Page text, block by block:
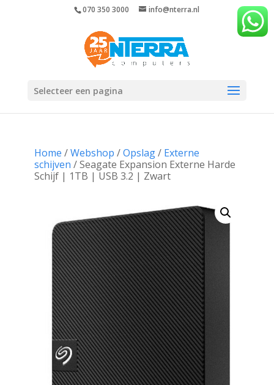
070 350 3000 info@nterra.nl
Selecteer een pagina
Home /Webshop /Opslag/ Externe
schijven / Seagate Expansion Externe Harde
Schijf | 1TB | USB 3.2 | Zwart